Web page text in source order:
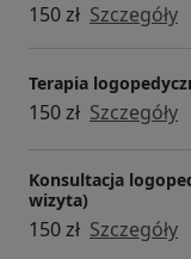
150 zł Szczegóły
Terapia
150 zł Szczegóły
Konsultacja
wizyta)
150 zł Szczegóły